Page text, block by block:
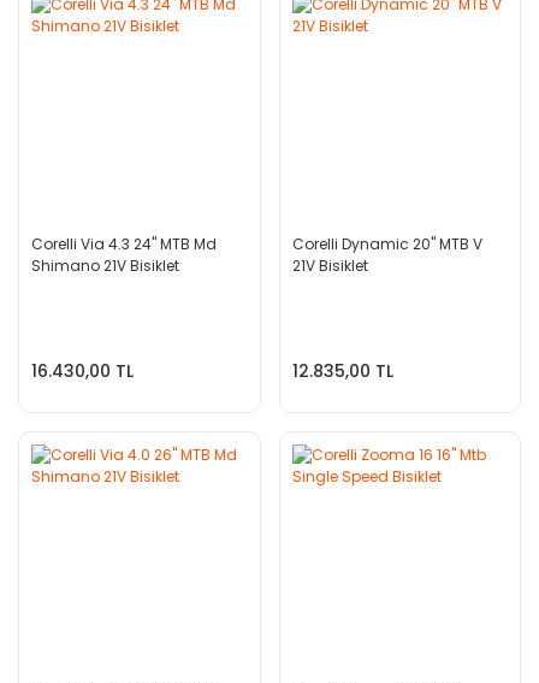
Corelli Via 4.3 24'' MTB Md
Shimano 21V Bisiklet
16.430,00 TL
Corelli Dynamic 20'' MTB V
21V Bisiklet
12.835,00 TL